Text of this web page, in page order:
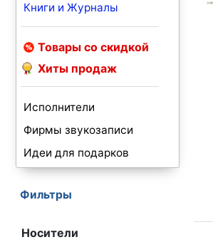
Книги и Журналы
Товары со скидкой
Хиты продаж
Исполнители
Фирмы звукозаписи
Идеи для подарков
Фильтры
Носители